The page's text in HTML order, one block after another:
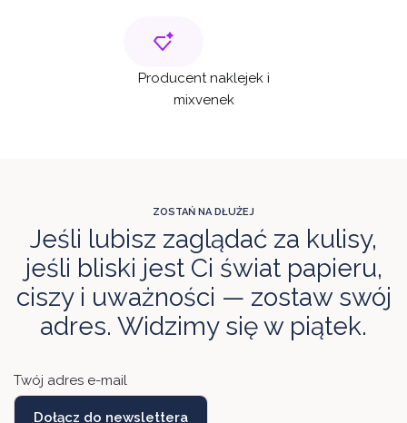
Producent naklejek i
mixvenek
ZOSTAŃ NA DŁUŻEJ
Jeśli lubisz zaglądać za kulisy,
jeśli bliski jest Ci świat papieru,
ciszy i uważności — zostaw swój
adres. Widzimy się w piątek.
Twój adres e-mail
Dołącz do newslettera